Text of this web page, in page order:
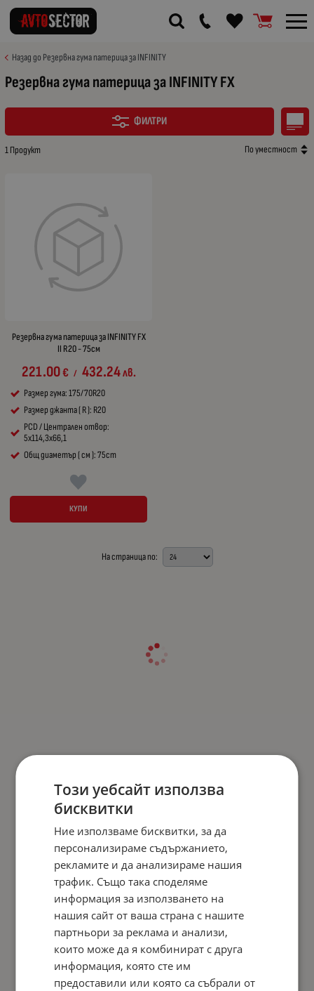
Назад до Резервна гума патерица за INFINITY
Резервна гума патерица за INFINITY FX
ФИЛТРИ
1 Продукт По уместност
Резервна гума патерица за INFINITY FX
II R20 - 75см
221.00€ / 432.24лв.
Размер гума: 175/70R20
Размер джанта ( R ): R20
PCD / Централен отвор:
5x114,3x66,1
Общ диаметър ( см ): 75cm
КУПИ
На страница по:
Този уебсайт използва
бисквитки
Ние използваме бисквитки, за да
персонализираме съдържанието,
рекламите и да анализираме нашия
трафик. Също така споделяме
информация за използването на
нашия сайт от ваша страна с нашите
партньори за реклама и анализи,
които може да я комбинират с друга
информация, която сте им
предоставили или която са събрали от